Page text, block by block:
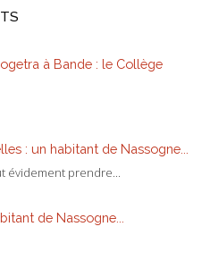
à Bande : le Collège
: un habitant de Nassogne...
évidement prendre...
de Nassogne...